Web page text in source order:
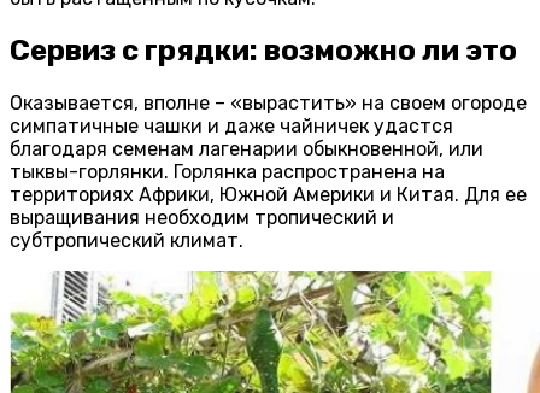
Сервиз с грядки: возможно ли это
Оказывается, вполне – «вырастить» на своем огороде
симпатичные чашки и даже чайничек удастся
благодаря семенам лагенарии обыкновенной, или
тыквы-горлянки. Горлянка распространена на
территориях Африки, Южной Америки и Китая. Для ее
выращивания необходим тропический и
субтропический климат.